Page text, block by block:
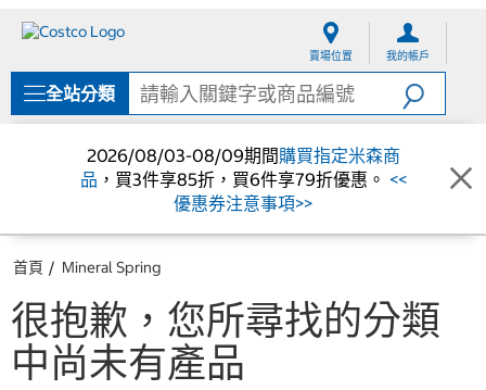
單
賣場位置 我的帳戶
全站分類
2026/08/03-08/09期間購買指定米森商
品 ，買3件享85折，買6件享79折優惠。 <<
優惠券注意事項>>
首頁 Mineral Spring
很抱歉，您所尋找的分類
中尚未有產品